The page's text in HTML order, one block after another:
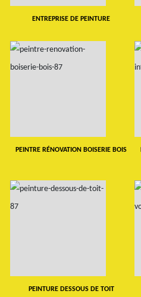
ENTREPRISE DE PEINTURE
PEINTRE RÉNOVATION BOISERIE BOIS
PEINTURE DESSOUS DE TOIT